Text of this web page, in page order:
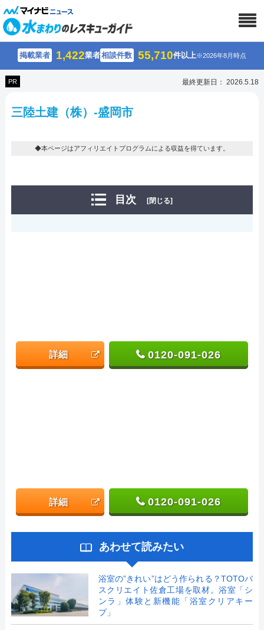
掲載業者 1,422業者相談件数 55,710件以上※2026年8月時点
PR 最終更新日： 2026.5.18
三陸土建（株）-盛岡市
◆本ページはアフィリエイトプログラムによる収益を得ています。
目次 [閉じる]
詳細 0120-091-026
詳細 0120-091-026
あわせて読みたい
浴室の”きれい”はどう作られる？TOTOバ
スクリエイト佐倉工場を取材。浴室「シ
ンラ」体験と新機能「浴室クリアキー
プ」